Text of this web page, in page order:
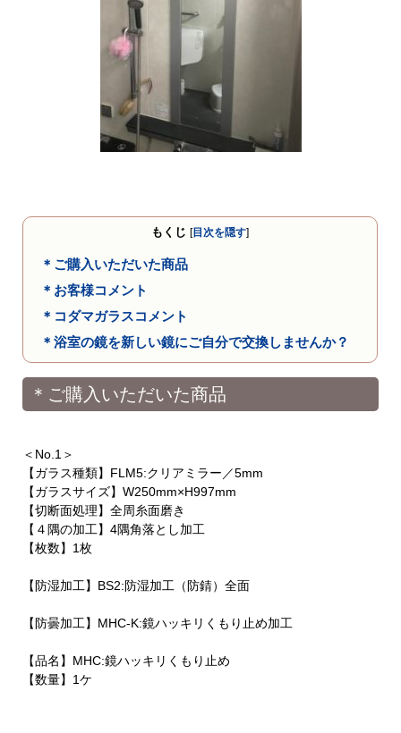
もくじ [目次を隠す]
＊ご購入いただいた商品
＊お客様コメント
＊コダマガラスコメント
＊浴室の鏡を新しい鏡にご自分で交換しませんか？
＊ご購入いただいた商品
＜No.1＞
【ガラス種類】FLM5:クリアミラー／5mm
【ガラスサイズ】W250mm×H997mm
【切断面処理】全周糸面磨き
【４隅の加工】4隅角落とし加工
【枚数】1枚
【防湿加工】BS2:防湿加工（防錆）全面
【防曇加工】MHC-K:鏡ハッキリくもり止め加工
【品名】MHC:鏡ハッキリくもり止め
【数量】1ケ